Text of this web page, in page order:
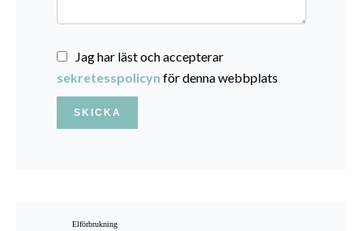
Jag har läst och accepterar
sekretesspolicyn för denna webbplats
SKICKA
Elförbrukning